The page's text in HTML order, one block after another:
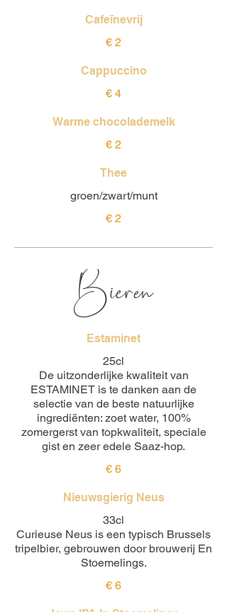
Cafeïnevrij
€ 2
Cappuccino
€ 4
Warme chocolademelk
€ 2
Thee
groen/zwart/munt
€ 2
Bieren
Estaminet
25cl
De uitzonderlijke kwaliteit van
ESTAMINET is te danken aan de
selectie van de beste natuurlijke
ingrediënten: zoet water, 100%
zomergerst van topkwaliteit, speciale
gist en zeer edele Saaz-hop.
€ 6
Nieuwsgierig Neus
33cl
Curieuse Neus is een typisch Brussels
tripelbier, gebrouwen door brouwerij En
Stoemelings.
€ 6